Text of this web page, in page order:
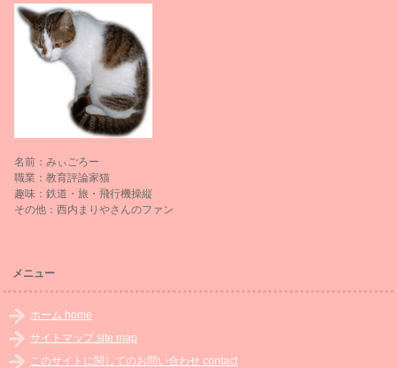
名前：みぃごろー
職業：教育評論家猫
趣味：鉄道・旅・飛行機操縦
その他：西内まりやさんのファン
メニュー
ホーム home
サイトマップ site map
このサイトに関してのお問い合わせ contact